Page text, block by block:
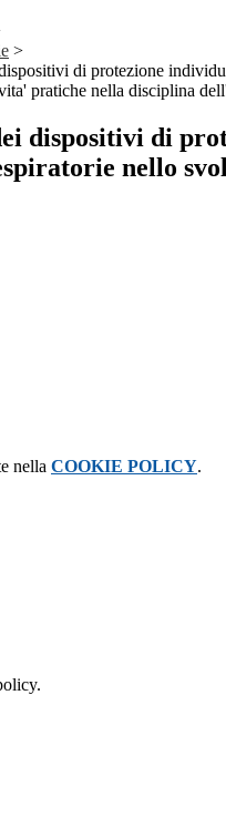
>
di protezione
pratiche nella disciplina
dispositivi di
nello
nella COOKIE POLICY.